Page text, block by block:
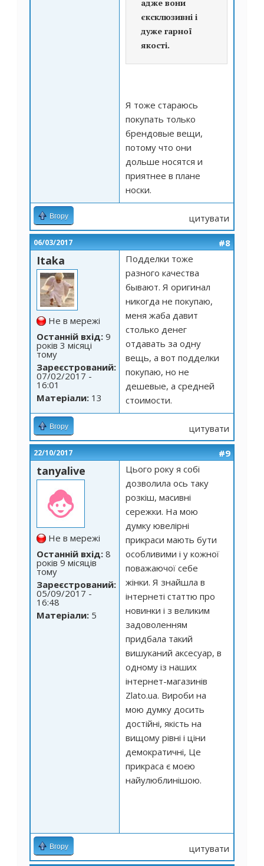
адже вони
єксклюзивні і
дуже гарної
якості.
Я тоже стараюсь
покупать только
брендовые вещи,
потому что они
дольше носятся и
приятнее в плане
носки.
Вгору цитувати
06/03/2017 #8
Itaka
Не в мережі
Останній вхід: 9
років 3 місяці
тому
Зареєстрований:
07/02/2017 -
16:01
Матеріали: 13
Подделки тоже
разного качества
бывают. Я оригинал
никогда не покупаю,
меня жаба давит
столько денег
отдавать за одну
вещь, а вот подделки
покупаю, но не
дешевые, а средней
стоимости.
Вгору цитувати
22/10/2017 #9
tanyalive
Не в мережі
Останній вхід: 8
років 9 місяців
тому
Зареєстрований:
05/09/2017 -
16:48
Матеріали: 5
Цього року я собі
дозволила ось таку
розкіш, масивні
сережки. На мою
думку ювелірні
прикраси мають бути
особливими і у кожної
поважаючої себе
жінки. Я знайшла в
інтернеті статтю про
новинки і з великим
задоволенням
придбала такий
вишуканий аксесуар, в
одному із наших
інтернет-магазинів
Zlato.ua. Вироби на
мою думку досить
достійні, якість на
вищому рівні і ціни
демократичні, Це
прикраса є моєю
найулюблинішою.
Вгору цитувати